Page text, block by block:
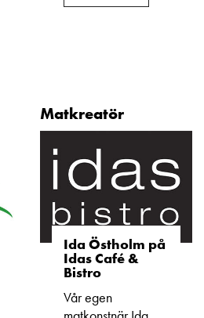
Matkreatör
Ida Östholm på
Idas Café &
Bistro
Vår egen